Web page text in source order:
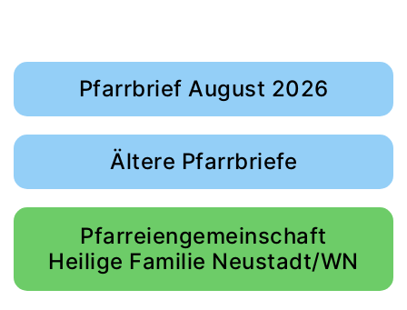
Beiträge
Pfarrbrief August 2026
Ältere Pfarrbriefe
Pfarreiengemeinschaft
Heilige Familie Neustadt/WN